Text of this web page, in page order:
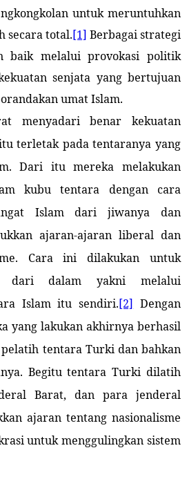
untuk meruntuhkan
secara total.[1] Berbagai strategi
baik melalui provokasi politik
senjata yang bertujuan
umat Islam.
menyadari benar kekuatan
terletak pada tentaranya yang
Dari itu mereka melakukan
kubu tentara dengan cara
Islam dari jiwanya dan
ajaran-ajaran liberal dan
Cara ini dilakukan untuk
dari dalam yakni melalui
Islam itu sendiri.[2] Dengan
yang lakukan akhirnya berhasil
tentara Turki dan bahkan
Begitu tentara Turki dilatih
Barat, dan para jenderal
ajaran tentang nasionalisme
untuk menggulingkan sistem